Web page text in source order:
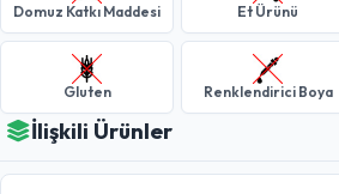
Domuz Katkı Maddesi Et Ürünü
Gluten Renklendirici Boya
İlişkili Ürünler